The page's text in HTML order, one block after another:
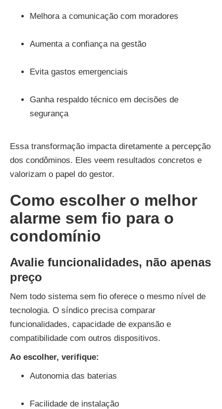
Melhora a comunicação com moradores
Aumenta a confiança na gestão
Evita gastos emergenciais
Ganha respaldo técnico em decisões de
segurança
Essa transformação impacta diretamente a percepção
dos condôminos. Eles veem resultados concretos e
valorizam o papel do gestor.
Como escolher o melhor
alarme sem fio para o
condomínio
Avalie funcionalidades, não apenas
preço
Nem todo sistema sem fio oferece o mesmo nível de
tecnologia. O síndico precisa comparar
funcionalidades, capacidade de expansão e
compatibilidade com outros dispositivos.
Ao escolher, verifique:
Autonomia das baterias
Facilidade de instalação